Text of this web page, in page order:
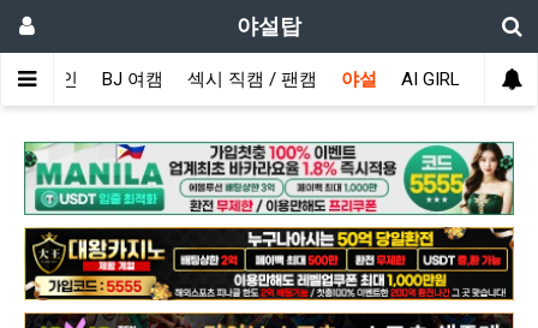
야설탑
메인 BJ 여캠 섹시 직캠 / 팬캠 야설 AI GIRL